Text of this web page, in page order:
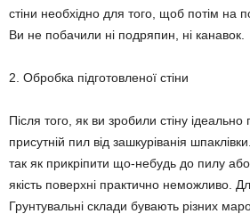
стіни необхідно для того, щоб потім на
Ви не побачили ні подряпин, ні канавок.
2. Обробка підготовленої стіни
Після того, як ви зробили стіну
присутній пил від зашкуріванія
так як прикріпити що-небудь до пилу
якість поверхні практично неможливо.
Грунтувальні склади бувають різних